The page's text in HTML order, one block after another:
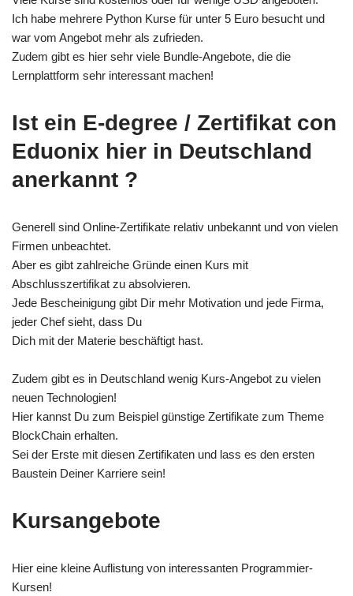
Ich habe mehrere Python Kurse für unter 5 Euro besucht und
war vom Angebot mehr als zufrieden.
Zudem gibt es hier sehr viele Bundle-Angebote, die die
Lernplattform sehr interessant machen!
Ist ein E-degree / Zertifikat con
Eduonix hier in Deutschland
anerkannt ?
Generell sind Online-Zertifikate relativ unbekannt und von vielen
Firmen unbeachtet.
Aber es gibt zahlreiche Gründe einen Kurs mit
Abschlusszertifikat zu absolvieren.
Jede Bescheinigung gibt Dir mehr Motivation und jede Firma,
jeder Chef sieht, dass Du
Dich mit der Materie beschäftigt hast.
Zudem gibt es in Deutschland wenig Kurs-Angebot zu vielen
neuen Technologien!
Hier kannst Du zum Beispiel günstige Zertifikate zum Theme
BlockChain erhalten.
Sei der Erste mit diesen Zertifikaten und lass es den ersten
Baustein Deiner Karriere sein!
Kursangebote
Hier eine kleine Auflistung von interessanten Programmier-
Kursen!